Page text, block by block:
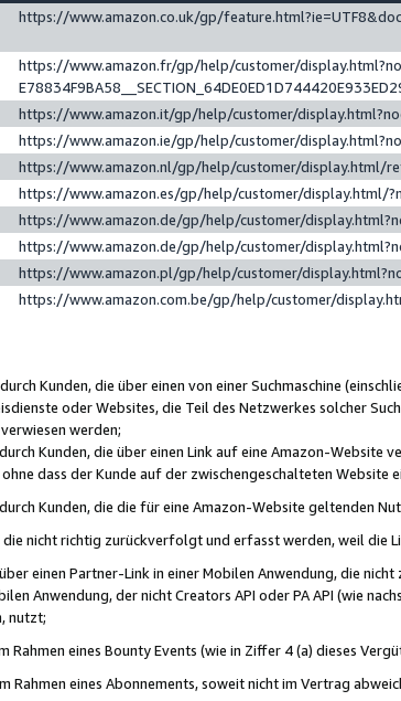
https://www.amazon.co.uk/gp/
https://www.amazon.fr/gp/help/customer/
https://www.amazon.it/gp/help/customer/
https://www.amazon.ie/gp/help/customer/
https://www.amazon.nl/gp/help/customer/display.html/
https://www.amazon.es/gp/help/customer/display.html/
https://www.amazon.de/gp/help/customer/
https://www.amazon.de/gp/help/customer/
https://www.amazon.pl/gp/help/customer/
https://www.amazon.com.be/gp/help/customer/
Kunden, die über einen von einer Suchmaschine
oder Websites, die Teil des Netzwerkes solcher
werden;
Kunden, die über einen Link auf eine Amazon-Website
dass der Kunde auf der zwischengeschalteten Website
Kunden, die die für eine Amazon-Website geltenden
nicht richtig zurückverfolgt und erfasst werden, weil die
einen Partner-Link in einer Mobilen Anwendung, die
Anwendung, der nicht Creators API oder PA API (wie
nutzt;
Rahmen eines Bounty Events (wie in Ziffer 4 (a) dieses
Rahmen eines Abonnements, soweit nicht im Vertrag